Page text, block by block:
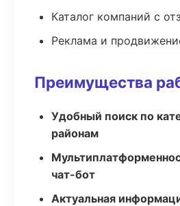
Каталог компаний с
Реклама и
Преимущества
Удобный поиск по
районам
чат-бот
Актуальная